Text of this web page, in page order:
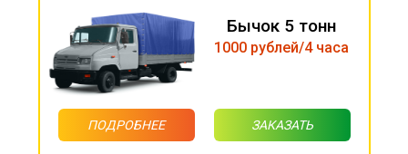
Бычок 5 тонн
1000 рублей/4 часа
ПОДРОБНЕЕ ЗАКАЗАТЬ